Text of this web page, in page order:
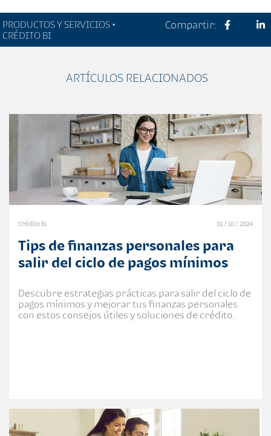
PRODUCTOS Y SERVICIOS •
CRÉDITO BI
Compartir:
ARTÍCULOS RELACIONADOS
Crédito Bi 01 / 10 / 2024
Tips de finanzas personales para
salir del ciclo de pagos mínimos
Descubre estrategias prácticas para salir del ciclo de
pagos mínimos y mejorar tus finanzas personales
con estos consejos útiles y soluciones de crédito.